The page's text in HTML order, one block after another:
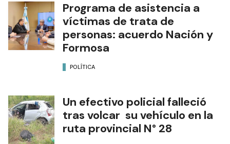
Programa de asistencia a
víctimas de trata de
personas: acuerdo Nación y
Formosa
POLÍTICA
Un efectivo policial falleció
tras volcar su vehículo en la
ruta provincial N° 28